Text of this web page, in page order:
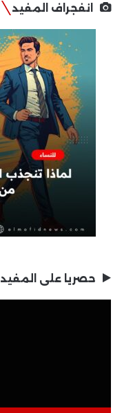
انفجراف المفيد
حصريا على المفيد